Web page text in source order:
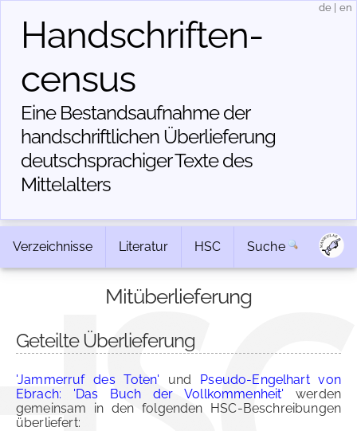
Handschriften­
census
Eine Bestandsaufnahme der
handschriftlichen Über­lieferung
deutschsprachiger Texte des
Mittelalters
de en
Verzeichnisse Literatur HSC Suche
Mitüberlieferung
Geteilte Überlieferung
'Jammerruf des Toten' und Pseudo-Engelhart von
Ebrach: 'Das Buch der Vollkommenheit' werden
gemeinsam in den folgenden HSC-Beschreibungen
überliefert: